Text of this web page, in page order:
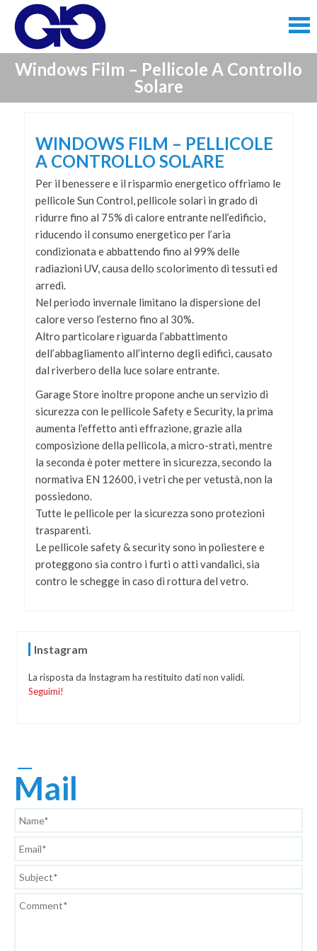
content
Windows Film – Pellicole A Controllo
Solare
WINDOWS FILM – PELLICOLE
A CONTROLLO SOLARE
Per il benessere e il risparmio energetico offriamo le
pellicole Sun Control, pellicole solari in grado di
ridurre fino al 75% di calore entrante nell’edificio,
riducendo il consumo energetico per l’aria
condizionata e abbattendo fino al 99% delle
radiazioni UV, causa dello scolorimento di tessuti ed
arredi.
Nel periodo invernale limitano la dispersione del
calore verso l’esterno fino al 30%.
Altro particolare riguarda l’abbattimento
dell’abbagliamento all’interno degli edifici, causato
dal riverbero della luce solare entrante.
Garage Store inoltre propone anche un servizio di
sicurezza con le pellicole Safety e Security, la prima
aumenta l’effetto anti effrazione, grazie alla
composizione della pellicola, a micro-strati, mentre
la seconda è poter mettere in sicurezza, secondo la
normativa EN 12600, i vetri che per vetustà, non la
possiedono.
Tutte le pellicole per la sicurezza sono protezioni
trasparenti.
Le pellicole safety & security sono in poliestere e
proteggono sia contro i furti o atti vandalici, sia
contro le schegge in caso di rottura del vetro.
Instagram
La risposta da Instagram ha restituito dati non validi.
Seguimi!
Mail